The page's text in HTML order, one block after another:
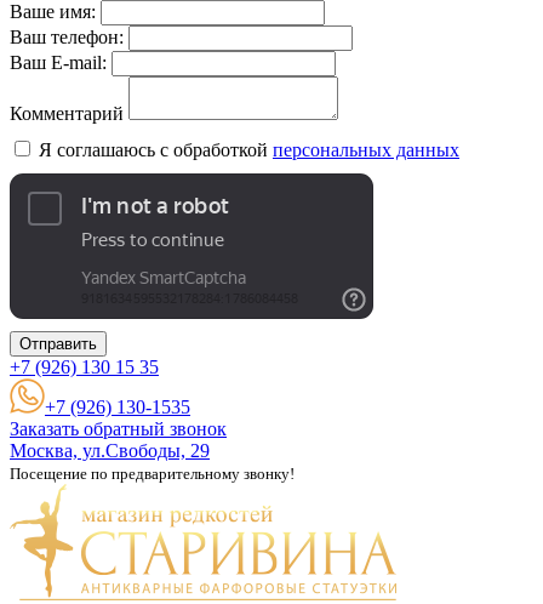
Ваше имя:
Ваш телефон:
Ваш E-mail:
Комментарий
Я соглашаюсь с обработкой персональных данных
Отправить
+7 (926) 130 15 35
+7 (926) 130-1535
Заказать обратный звонок
Москва, ул.Свободы, 29
Посещение по предварительному звонку!